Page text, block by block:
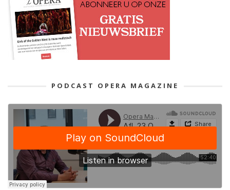
PODCAST OPERA MAGAZINE